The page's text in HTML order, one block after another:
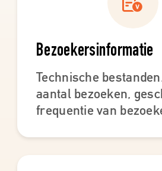
Bezoekersinformatie
Technische
aantal bezoeken,
frequentie van